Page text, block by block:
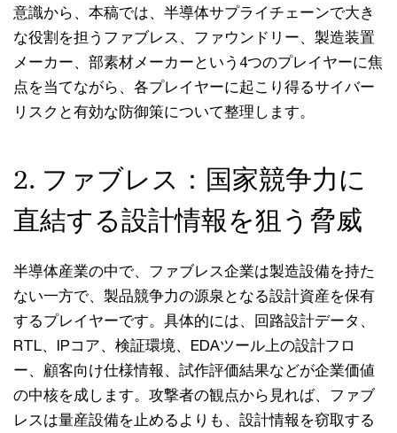
意識から、本稿では、半導体サプライチェーンで大き
な役割を担うファブレス、ファウンドリー、製造装置
メーカー、部素材メーカーという4つのプレイヤーに焦
点を当てながら、各プレイヤーに起こり得るサイバー
リスクと有効な防御策について整理します。
2. ファブレス：国家競争力に
直結する設計情報を狙う脅威
半導体産業の中で、ファブレス企業は製造設備を持た
ない一方で、製品競争力の源泉となる設計資産を保有
するプレイヤーです。具体的には、回路設計データ、
RTL、IPコア、検証環境、EDAツール上の設計フロ
ー、顧客向け仕様情報、試作評価結果などが企業価値
の中核を成します。攻撃者の観点から見れば、ファブ
レスは量産設備を止めるよりも、設計情報を窃取する